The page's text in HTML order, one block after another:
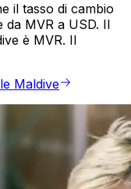
il tasso di cambio
da MVR a USD. Il
è MVR. Il
Maldive